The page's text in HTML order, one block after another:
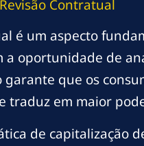
Contratual
é um aspecto
a oportunidade de
garante que os
traduz em maior
de capitalização